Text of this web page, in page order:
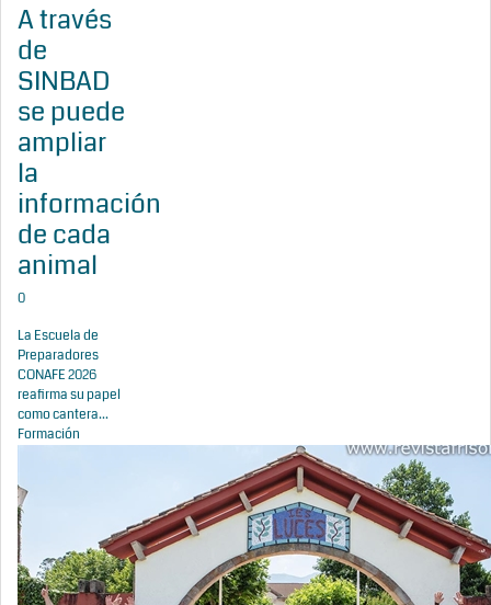
A través
de
SINBAD
se puede
ampliar
la
información
de cada
animal
0
La Escuela de
Preparadores
CONAFE 2026
reafirma su papel
como cantera...
Formación